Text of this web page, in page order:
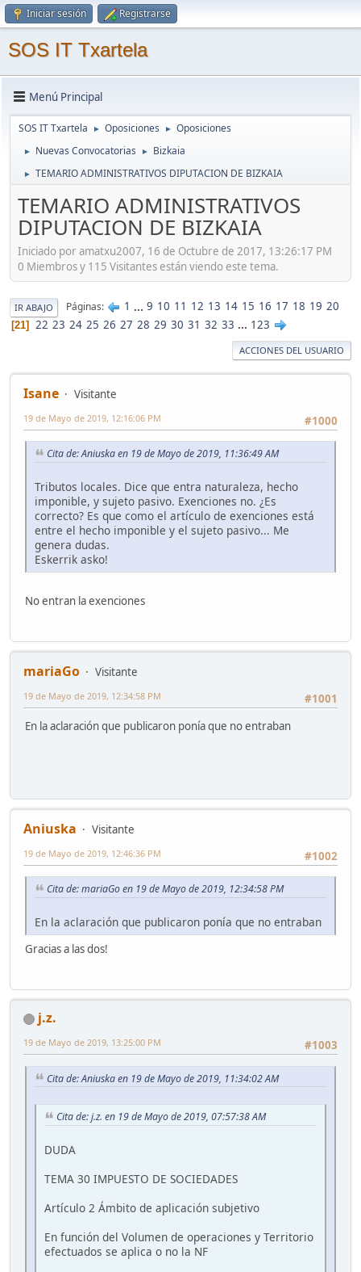
Iniciar sesión Registrarse
SOS IT Txartela
Menú Principal
SOS IT Txartela ► Oposiciones ► Oposiciones
► Nuevas Convocatorias ► Bizkaia
► TEMARIO ADMINISTRATIVOS DIPUTACION DE BIZKAIA
TEMARIO ADMINISTRATIVOS
DIPUTACION DE BIZKAIA
Iniciado por amatxu2007, 16 de Octubre de 2017, 13:26:17 PM
0 Miembros y 115 Visitantes están viendo este tema.
IR ABAJO Páginas 1 ... 9 10 11 12 13 14 15 16 17 18 19 20
21 22 23 24 25 26 27 28 29 30 31 32 33 ... 123
ACCIONES DEL USUARIO
Isane
Visitante
#1000
19 de Mayo de 2019, 12:16:06 PM
Cita de: Aniuska en 19 de Mayo de 2019, 11:36:49 AM
Tributos locales. Dice que entra naturaleza, hecho
imponible, y sujeto pasivo. Exenciones no. ¿Es
correcto? Es que como el artículo de exenciones está
entre el hecho imponible y el sujeto pasivo... Me
genera dudas.
Eskerrik asko!
No entran la exenciones
mariaGo
Visitante
#1001
19 de Mayo de 2019, 12:34:58 PM
En la aclaración que publicaron ponía que no entraban
Aniuska
Visitante
#1002
19 de Mayo de 2019, 12:46:36 PM
Cita de: mariaGo en 19 de Mayo de 2019, 12:34:58 PM
En la aclaración que publicaron ponía que no entraban
Gracias a las dos!
j.z.
#1003
19 de Mayo de 2019, 13:25:00 PM
Cita de: Aniuska en 19 de Mayo de 2019, 11:34:02 AM
Cita de: j.z. en 19 de Mayo de 2019, 07:57:38 AM
DUDA
TEMA 30 IMPUESTO DE SOCIEDADES
Artículo 2 Ámbito de aplicación subjetivo
En función del Volumen de operaciones y Territorio
efectuados se aplica o no la NF